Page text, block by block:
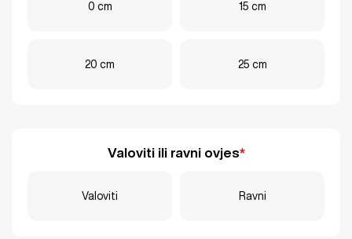
0 cm 15 cm
20 cm 25 cm
Valoviti ili ravni ovjes*
Valoviti Ravni